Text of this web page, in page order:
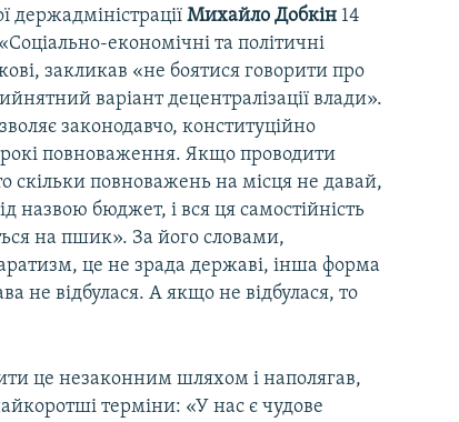
держадміністрації Михайло Добкін 14
економічні та політичні
закликав «не боятися говорити про
варіант децентралізації влади».
законодавчо, конституційно
повноваження. Якщо проводити
скільки повноважень на місця не давай,
назвою бюджет, і вся ця самостійність
на пшик». За його словами,
це не зрада державі, інша форма
не відбулася. А якщо не відбулася, то
це незаконним шляхом і наполягав,
терміни: «У нас є чудове